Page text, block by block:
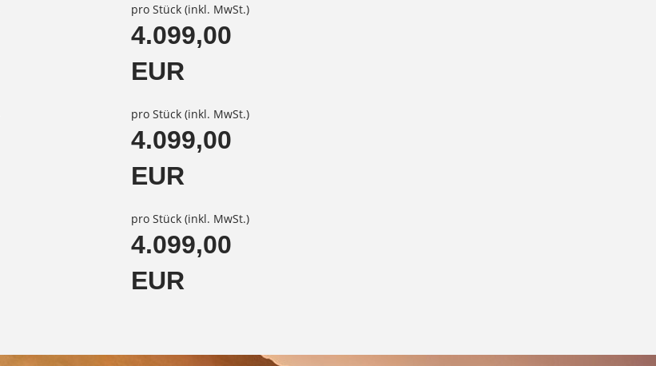
pro Stück (inkl. MwSt.)
4.099,00
EUR
pro Stück (inkl. MwSt.)
4.099,00
EUR
pro Stück (inkl. MwSt.)
4.099,00
EUR